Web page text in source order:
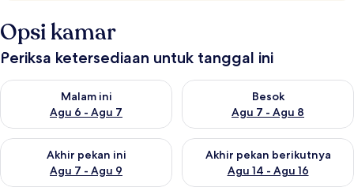
Opsi kamar
Periksa ketersediaan untuk tanggal ini
Malam ini
Agu 6 - Agu 7
Periksa ketersediaan untuk malam ini Agu 6 - Agu 7
Besok
Agu 7 - Agu 8
Periksa ketersediaan untuk
Akhir pekan ini
Agu 7 - Agu 9
Periksa ketersediaan untuk akhir pekan ini Agu 7 - Agu 9
Akhir pekan berikutnya
Agu 14 - Agu 16
Periksa ketersediaan untuk